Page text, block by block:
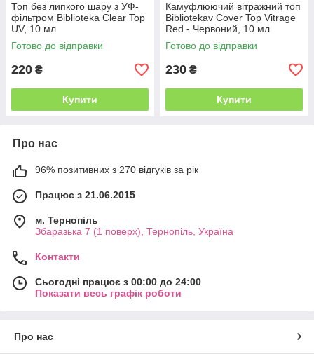
Топ без липкого шару з УФ-
фільтром Biblioteka Clear Top
UV, 10 мл
Готово до відправки
220 ₴
Купити
Камуфлюючий вітражний топ
Bibliotekav Cover Top Vitrage
Red - Червоний, 10 мл
Готово до відправки
230 ₴
Купити
Про нас
96% позитивних з 270 відгуків за рік
Працює з 21.06.2015
м. Тернопіль
Збаразька 7 (1 поверх), Тернопіль, Україна
Контакти
Сьогодні працює з 00:00 до 24:00
Показати весь графік роботи
Про нас